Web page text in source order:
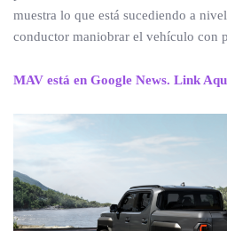
muestra lo que está sucediendo a
conductor maniobrar el vehículo con
MAV está en Google News. Link